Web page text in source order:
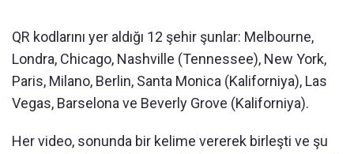
QR kodlarını yer aldığı 12 şehir şunlar: Melbourne,
Londra, Chicago, Nashville (Tennessee), New York,
Paris, Milano, Berlin, Santa Monica (Kaliforniya), Las
Vegas, Barselona ve Beverly Grove (Kaliforniya).
Her video, sonunda bir kelime vererek birleşti ve şu